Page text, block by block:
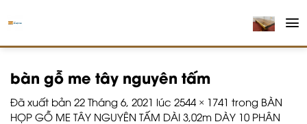
đến
dung
bàn gỗ me tây nguyên tấm
Đã xuất bản 22 Tháng 6, 2021 lúc 2544 × 1741 trong BÀN
HỌP GỖ ME TÂY NGUYÊN TẤM DÀI 3,02m DÀY 10 PHÂN